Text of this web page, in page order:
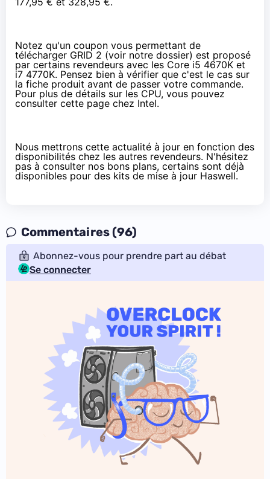
Notez qu'un coupon vous permettant de
télécharger GRID 2 (voir notre dossier) est proposé
par certains revendeurs avec les Core i5 4670K et
i7 4770K. Pensez bien à vérifier que c'est le cas sur
la fiche produit avant de passer votre commande.
Pour plus de détails sur les CPU, vous pouvez
consulter cette page chez Intel.
Nous mettrons cette actualité à jour en fonction des
disponibilités chez les autres revendeurs. N'hésitez
pas à consulter nos bons plans, certains sont déjà
disponibles pour des kits de mise à jour Haswell.
Commentaires (96)
Abonnez-vous pour prendre part au débat
Se connecter